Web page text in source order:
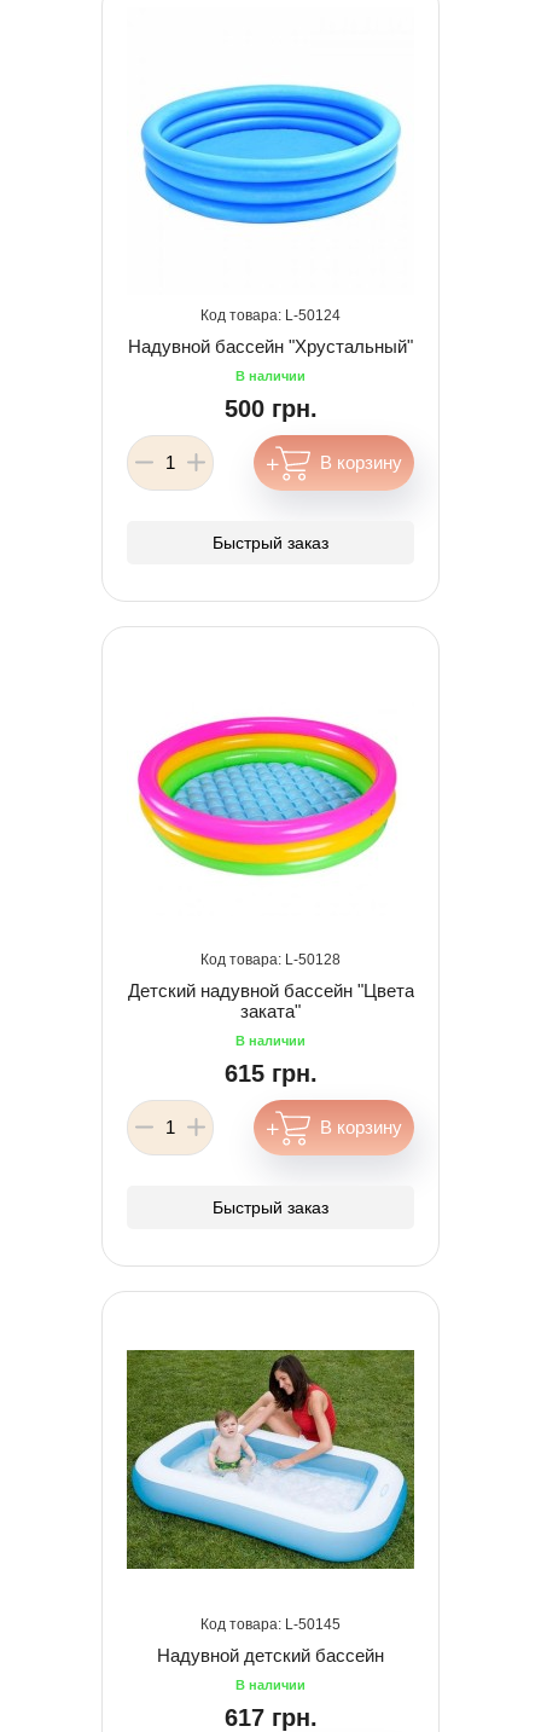
50124
Надувной бассейн "Хрустальный"
500 грн.
Быстрый заказ
50128
Детский надувной бассейн "Цвета
заката"
615 грн.
Быстрый заказ
50145
Надувной детский бассейн
617 грн.